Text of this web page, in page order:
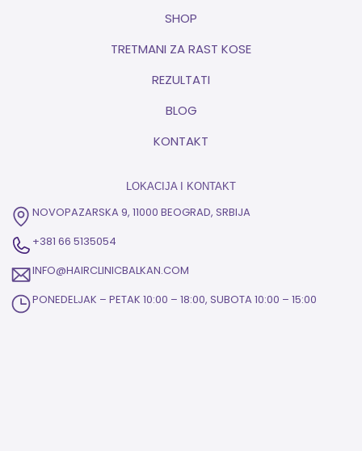
SHOP
TRETMANI ZA RAST KOSE
REZULTATI
BLOG
KONTAKT
LOKACIJA I KONTAKT
NOVOPAZARSKA 9, 11000 BEOGRAD, SRBIJA
+381 66 5135054
INFO@HAIRCLINICBALKAN.COM
PONEDELJAK – PETAK 10:00 – 18:00, SUBOTA 10:00 – 15:00